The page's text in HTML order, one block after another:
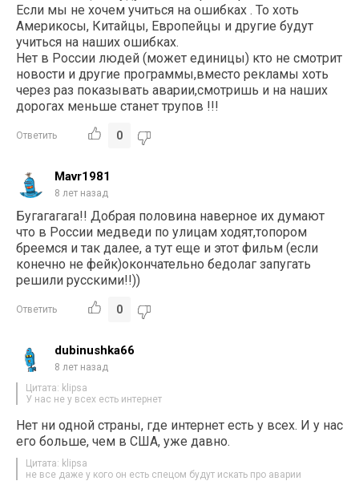
Если мы не хочем учиться на ошибках . То хоть
Америкосы, Китайцы, Европейцы и другие будут
учиться на наших ошибках.
Нет в России людей (может единицы) кто не смотрит
новости и другие программы,вместо рекламы хоть
через раз показывать аварии,смотришь и на наших
дорогах меньше станет трупов !!!
Ответить 0
Mavr1981
8 лет назад
Бугагагага!! Добрая половина наверное их думают
что в России медведи по улицам ходят,топором
бреемся и так далее, а тут еще и этот фильм (если
конечно не фейк)окончательно бедолаг запугать
решили русскими!!))
Ответить 0
dubinushka66
8 лет назад
Цитата: klipsa
У нас не у всех есть интернет
Нет ни одной страны, где интернет есть у всех. И у нас
его больше, чем в США, уже давно.
Цитата: klipsa
не все даже у кого он есть спецом будут искать про аварии